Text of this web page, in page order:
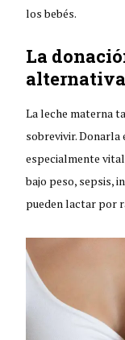
los bebés.
La
La leche materna
sobrevivir. Donarla
especialmente
bajo peso, sepsis,
pueden lactar por